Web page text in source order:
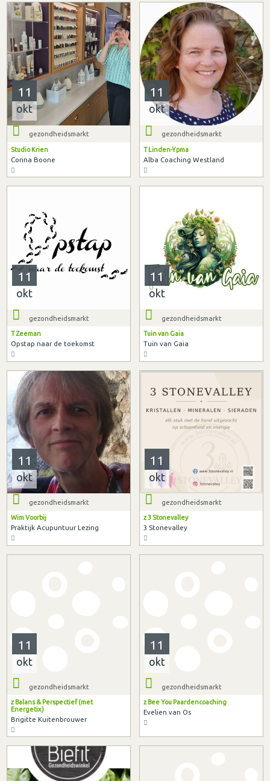
11
okt
gezondheidsmarkt
Studio Krien
Corina Boone
11
okt
gezondheidsmarkt
T Linden-Ypma
Alba Coaching Westland
11
okt
gezondheidsmarkt
T Zeeman
Opstap naar de toekomst
11
okt
gezondheidsmarkt
Tuin van Gaia
Tuin van Gaia
11
okt
gezondheidsmarkt
Wim Voorbij
Praktijk Acupuntuur Lezing
11
okt
gezondheidsmarkt
z 3 Stonevalley
3 Stonevalley
11
okt
gezondheidsmarkt
z Balans & Perspectief (met
Energetix)
Brigitte Kuitenbrouwer
11
okt
gezondheidsmarkt
z Bee You Paardencoaching
Evelien van Os